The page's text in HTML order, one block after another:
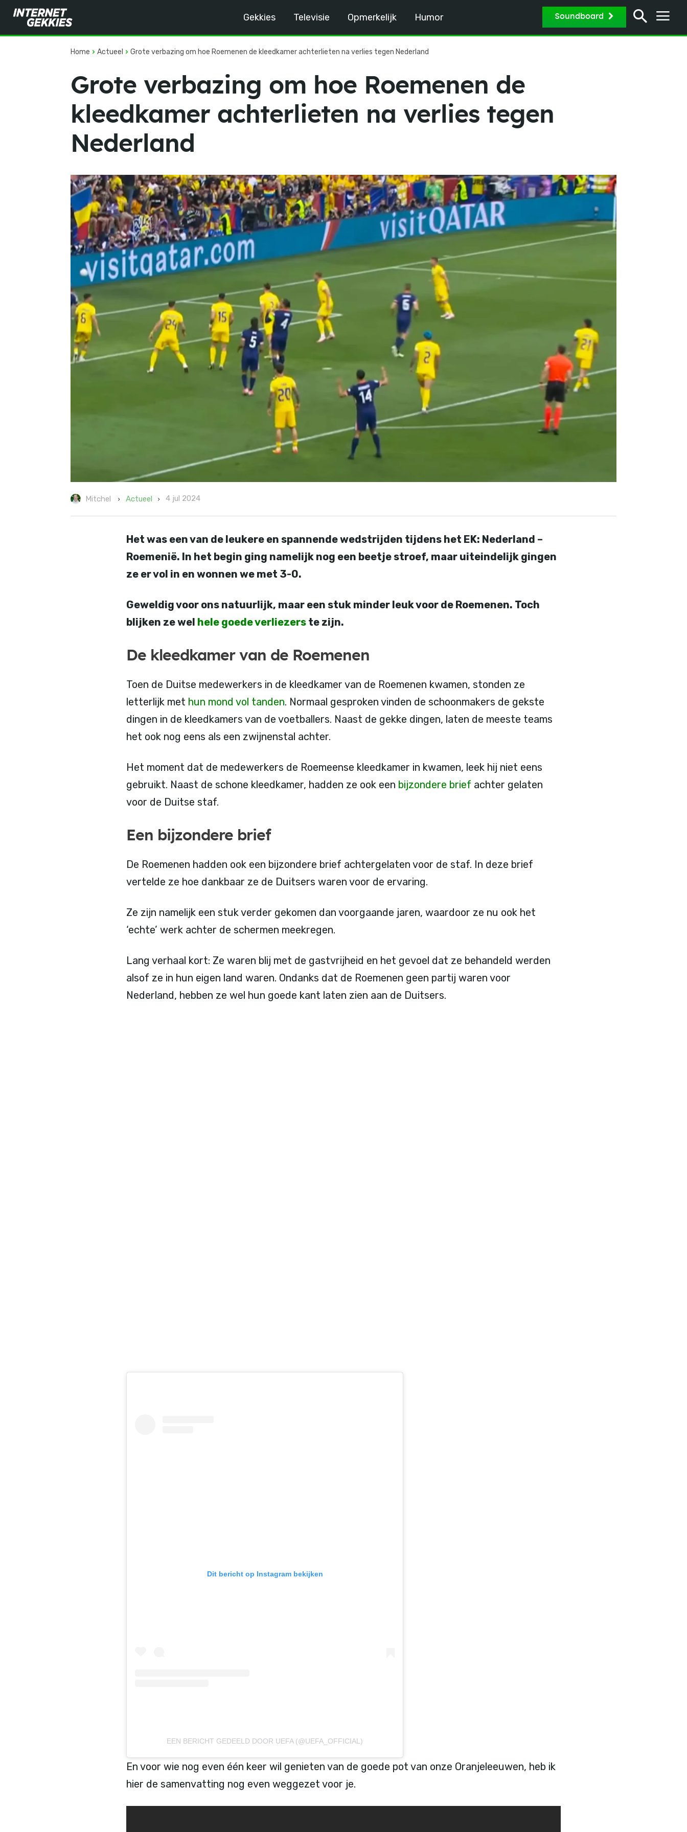
Gekkies Televisie Opmerkelijk Humor Soundboard
Home Actueel Grote verbazing om hoe Roemenen de kleedkamer achterlieten na verlies tegen Nederland
Grote verbazing om hoe Roemenen de
kleedkamer achterlieten na verlies tegen
Nederland
Mitchel Actueel 4 jul 2024
Het was een van de leukere en spannende wedstrijden tijdens het EK: Nederland –
Roemenië. In het begin ging namelijk nog een beetje stroef, maar uiteindelijk gingen
ze er vol in en wonnen we met 3-0.
Geweldig voor ons natuurlijk, maar een stuk minder leuk voor de Roemenen. Toch
blijken ze wel hele goede verliezers te zijn.
De kleedkamer van de Roemenen
Toen de Duitse medewerkers in de kleedkamer van de Roemenen kwamen, stonden ze
letterlijk met hun mond vol tanden. Normaal gesproken vinden de schoonmakers de gekste
dingen in de kleedkamers van de voetballers. Naast de gekke dingen, laten de meeste teams
het ook nog eens als een zwijnenstal achter.
Het moment dat de medewerkers de Roemeense kleedkamer in kwamen, leek hij niet eens
gebruikt. Naast de schone kleedkamer, hadden ze ook een bijzondere brief achter gelaten
voor de Duitse staf.
Een bijzondere brief
De Roemenen hadden ook een bijzondere brief achtergelaten voor de staf. In deze brief
vertelde ze hoe dankbaar ze de Duitsers waren voor de ervaring.
Ze zijn namelijk een stuk verder gekomen dan voorgaande jaren, waardoor ze nu ook het
‘echte’ werk achter de schermen meekregen.
Lang verhaal kort: Ze waren blij met de gastvrijheid en het gevoel dat ze behandeld werden
alsof ze in hun eigen land waren. Ondanks dat de Roemenen geen partij waren voor
Nederland, hebben ze wel hun goede kant laten zien aan de Duitsers.
Dit bericht op Instagram bekijken
EEN BERICHT GEDEELD DOOR UEFA (@UEFA_OFFICIAL)
En voor wie nog even één keer wil genieten van de goede pot van onze Oranjeleeuwen, heb ik
hier de samenvatting nog even weggezet voor je.